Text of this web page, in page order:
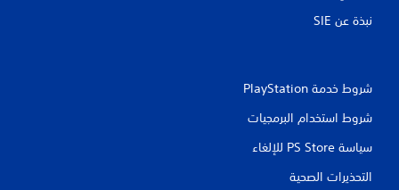
نبذة عن SIE‏
شروط خدمة PlayStation‏
شروط استخدام البرمجيات
سياسة PS Store للإلغاء
التحذيرات الصحية